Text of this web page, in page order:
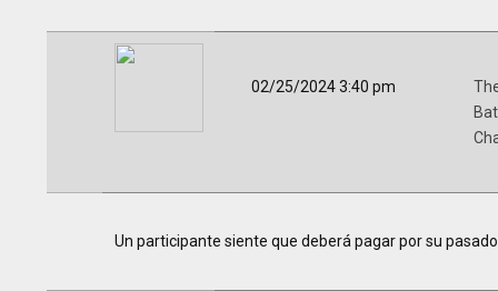
02/25/2024 3:40 pm
Un participante siente que deberá pagar por su